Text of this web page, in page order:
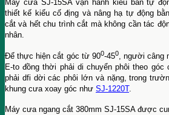
Máy cưa SJ-15SA vận hành kiểu bán tự
thiết kế kiểu cố địng và nâng hạ tự động
cắt và hết chu trình cắt mà không cần tác
nhân.
Để thực hiện cắt góc từ 900-450, người câng
E-to đồng thời phải di chuyển phôi theo
phải dfi dời các phôi lớn và nặng, trong
khung cưa xoay góc như SJ-1220T.
Máy cưa ngang cắt 380mm SJ-15SA được